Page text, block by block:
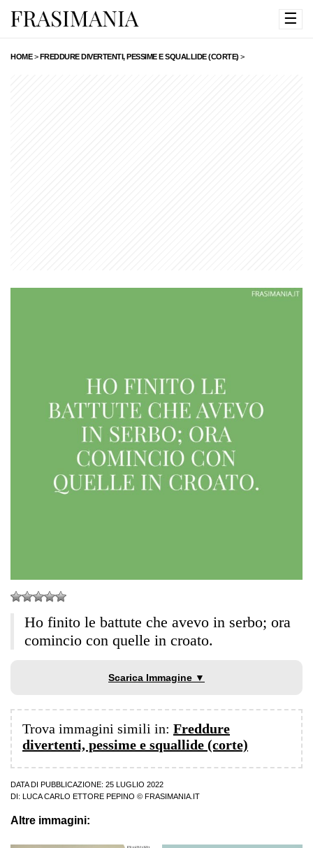
☰
HOME>FREDDURE DIVERTENTI, PESSIME E SQUALLIDE (CORTE) >
Ho finito le battute che avevo in serbo; ora
comincio con quelle in croato.
Scarica Immagine ▼
Trova immagini simili in: Freddure
divertenti, pessime e squallide (corte)
DATA DI PUBBLICAZIONE: 25 LUGLIO 2022
DI:
LUCA CARLO ETTORE PEPINO © FRASIMANIA.IT
Altre immagini: